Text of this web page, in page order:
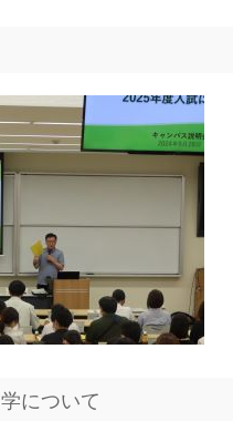
について